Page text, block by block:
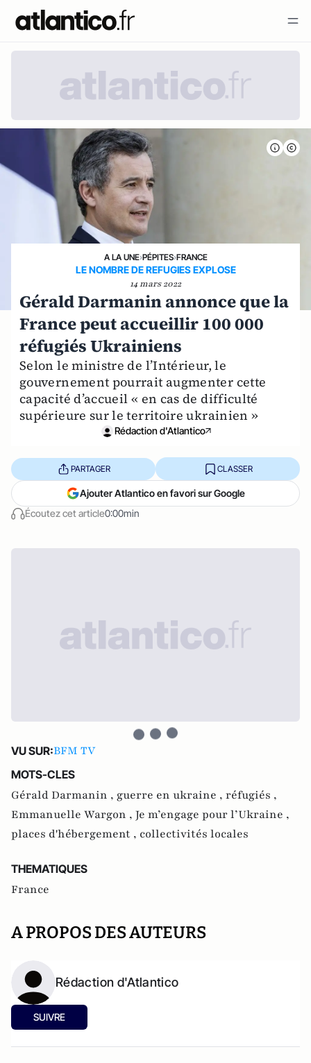
A LA UNE›PÉPITES›FRANCE
LE NOMBRE DE REFUGIES EXPLOSE
14 mars 2022
Gérald Darmanin annonce que la
France peut accueillir 100 000
réfugiés Ukrainiens
Selon le ministre de l’Intérieur, le
gouvernement pourrait augmenter cette
capacité d’accueil « en cas de difficulté
supérieure sur le territoire ukrainien »
Rédaction d'Atlantico
Écoutez cet article0:00min
PARTAGER CLASSER
Ajouter Atlantico en favori sur Google
VU SUR:BFM TV
MOTS-CLES
Gérald Darmanin , guerre en ukraine , réfugiés ,
Emmanuelle Wargon , Je m’engage pour l’Ukraine ,
places d'hébergement , collectivités locales
THEMATIQUES
France
A PROPOS DES AUTEURS
Rédaction d'Atlantico
SUIVRE